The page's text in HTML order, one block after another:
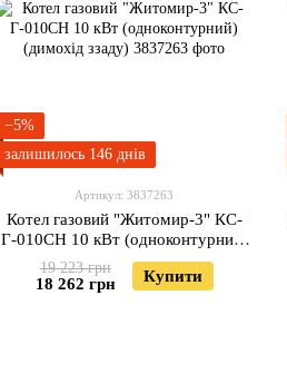
−5%
залишилось 146 днів
Артикул: 3837263
Котел газовий "Житомир-3" КС-
Г-010СН 10 кВт (одноконтурний)
(димохід ззаду)
19 223 грн
18 262 грн Купити